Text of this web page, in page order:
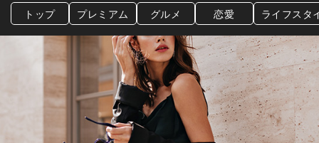
トップ プレミアム グルメ 恋愛 ライフスタ